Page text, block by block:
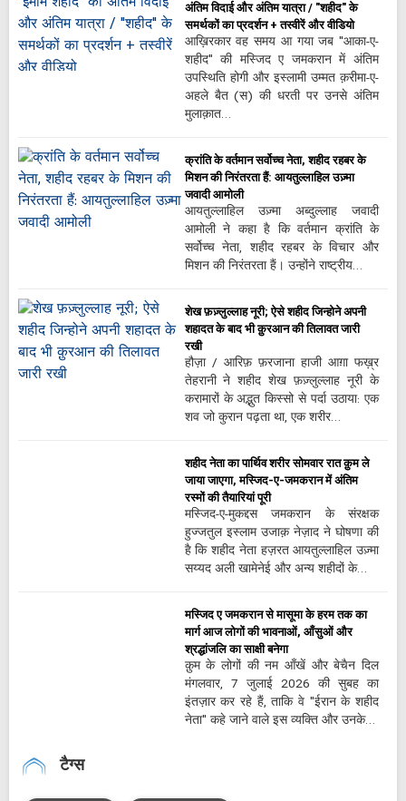
अंतिम विदाई और अंतिम यात्रा / "शहीद" के
समर्थकों का प्रदर्शन + तस्वीरें और वीडियो
आख़िरकार वह समय आ गया जब "आका-ए-
शहीद" की मस्जिद ए जमकरान में अंतिम
उपस्थिति होगी और इस्लामी उम्मत क़रीमा-ए-
अहले बैत (स) की धरती पर उनसे अंतिम
मुलाक़ात…
क्रांति के वर्तमान सर्वोच्च नेता, शहीद रहबर के
मिशन की निरंतरता हैं: आयतुल्लाहिल उज़्मा
जवादी आमोली
आयतुल्लाहिल उज़्मा अब्दुल्लाह जवादी
आमोली ने कहा है कि वर्तमान क्रांति के
सर्वोच्च नेता, शहीद रहबर के विचार और
मिशन की निरंतरता हैं। उन्होंने राष्ट्रीय…
शेख फ़ज़्लुल्लाह नूरी; ऐसे शहीद जिन्होने अपनी
शहादत के बाद भी क़ुरआन की तिलावत जारी
रखी
हौज़ा / आरिफ़ फ़रजाना हाजी आग़ा फख़्र
तेहरानी ने शहीद शेख फ़ज़्लुल्लाह नूरी के
करामारों के अद्भुत किस्सो से पर्दा उठाया: एक
शव जो कुरान पढ़ता था, एक शरीर…
शहीद नेता का पार्थिव शरीर सोमवार रात क़ुम ले
जाया जाएगा, मस्जिद-ए-जमकरान में अंतिम
रस्मों की तैयारियां पूरी
मस्जिद-ए-मुकद्दस जमकरान के संरक्षक
हुज्जतुल इस्लाम उजाक़ नेज़ाद ने घोषणा की
है कि शहीद नेता हज़रत आयतुल्लाहिल उज़्मा
सय्यद अली खामेनेई और अन्य शहीदों के…
मस्जिद ए जमकरान से मासूमा के हरम तक का
मार्ग आज लोगों की भावनाओं, आँसुओं और
श्रद्धांजलि का साक्षी बनेगा
क़ुम के लोगों की नम आँखें और बेचैन दिल
मंगलवार, 7 जुलाई 2026 की सुबह का
इंतज़ार कर रहे हैं, ताकि वे "ईरान के शहीद
नेता" कहे जाने वाले इस व्यक्ति और उनके…
टैग्स